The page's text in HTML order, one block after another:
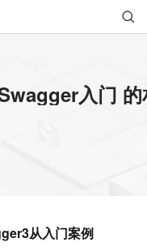
入门 的
从入门案例